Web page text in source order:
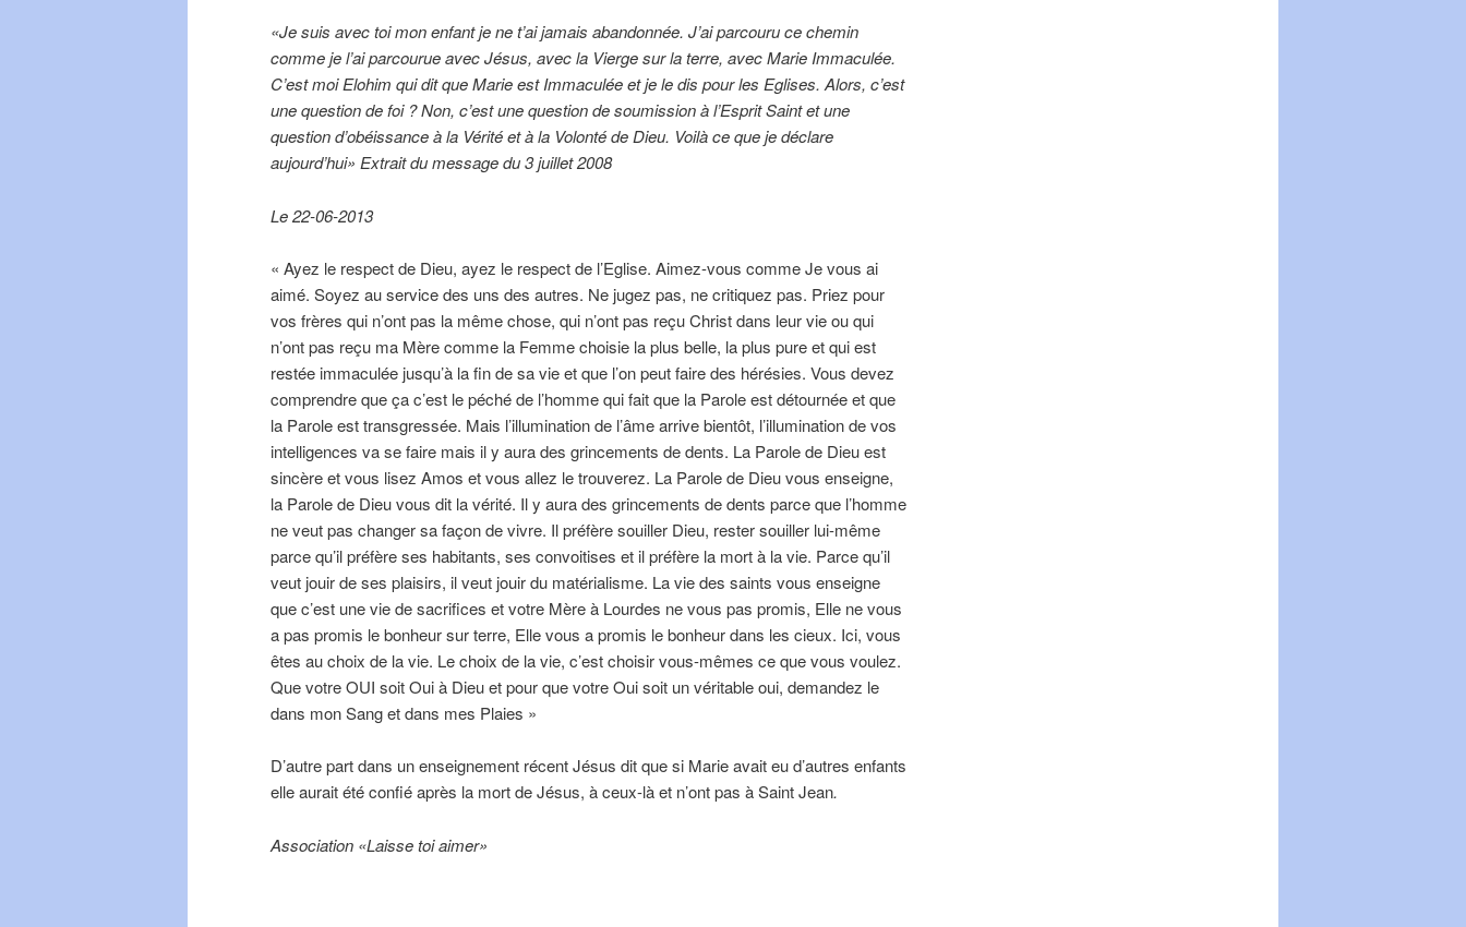
«Je suis avec toi mon enfant je ne t’ai jamais abandonnée. J’ai parcouru ce chemin
comme je l’ai parcourue avec Jésus, avec la Vierge sur la terre, avec Marie Immaculée.
C’est moi Elohim qui dit que Marie est Immaculée et je le dis pour les Eglises. Alors, c’est
une question de foi ? Non, c’est une question de soumission à l’Esprit Saint et une
question d’obéissance à la Vérité et à la Volonté de Dieu. Voilà ce que je déclare
aujourd’hui» Extrait du message du 3 juillet 2008
Le 22-06-2013
« Ayez le respect de Dieu, ayez le respect de l’Eglise. Aimez-vous comme Je vous ai
aimé. Soyez au service des uns des autres. Ne jugez pas, ne critiquez pas. Priez pour
vos frères qui n’ont pas la même chose, qui n’ont pas reçu Christ dans leur vie ou qui
n’ont pas reçu ma Mère comme la Femme choisie la plus belle, la plus pure et qui est
restée immaculée jusqu’à la fin de sa vie et que l’on peut faire des hérésies. Vous devez
comprendre que ça c’est le péché de l’homme qui fait que la Parole est détournée et que
la Parole est transgressée. Mais l’illumination de l’âme arrive bientôt, l’illumination de vos
intelligences va se faire mais il y aura des grincements de dents. La Parole de Dieu est
sincère et vous lisez Amos et vous allez le trouverez. La Parole de Dieu vous enseigne,
la Parole de Dieu vous dit la vérité. Il y aura des grincements de dents parce que l’homme
ne veut pas changer sa façon de vivre. Il préfère souiller Dieu, rester souiller lui-même
parce qu’il préfère ses habitants, ses convoitises et il préfère la mort à la vie. Parce qu’il
veut jouir de ses plaisirs, il veut jouir du matérialisme. La vie des saints vous enseigne
que c’est une vie de sacrifices et votre Mère à Lourdes ne vous pas promis, Elle ne vous
a pas promis le bonheur sur terre, Elle vous a promis le bonheur dans les cieux. Ici, vous
êtes au choix de la vie. Le choix de la vie, c’est choisir vous-mêmes ce que vous voulez.
Que votre OUI soit Oui à Dieu et pour que votre Oui soit un véritable oui, demandez le
dans mon Sang et dans mes Plaies »
D’autre part dans un enseignement récent Jésus dit que si Marie avait eu d’autres enfants
elle aurait été confié après la mort de Jésus, à ceux-là et n’ont pas à Saint Jean.
Association «Laisse toi aimer»